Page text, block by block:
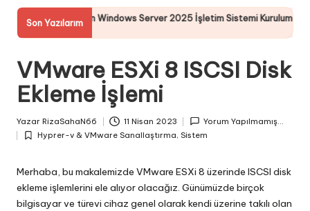
a
Ş
A
H
A
N
Son Yazılarım
Windows Server 2025 İşletim Sistemi Kurulumu Server
19 Temmuz
VMware ESXi 8 ISCSI Disk
Ekleme İşlemi
by
Yazar RizaSahaN66 11 Nisan 2023 Yorum Yapılmamış...
Posted
Hyprer-v & VMware Sanallaştırma, Sistem
Merhaba, bu makalemizde VMware ESXi 8 üzerinde ISCSI disk
ekleme işlemlerini ele alıyor olacağız. Günümüzde birçok
bilgisayar ve türevi cihaz genel olarak kendi üzerine takılı olan